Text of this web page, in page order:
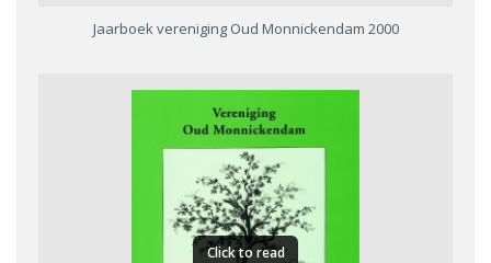
Jaarboek vereniging Oud Monnickendam 2000
Click to read